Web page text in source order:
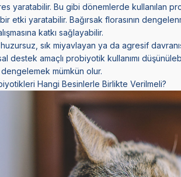
yaratabilir. Bu gibi dönemlerde kullanılan
bir etki yaratabilir. Bağırsak florasının
katkı sağlayabilir.
sık miyavlayan ya da agresif
destek amaçlı probiyotik kullanımı
mümkün olur.
Hangi Besinlerle Birlikte Verilmeli?